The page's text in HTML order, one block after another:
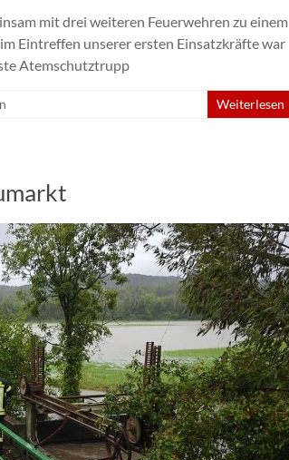
mit drei weiteren Feuerwehren zu einem
Eintreffen unserer ersten Einsatzkräfte war
Atemschutztrupp
Weiterlesen